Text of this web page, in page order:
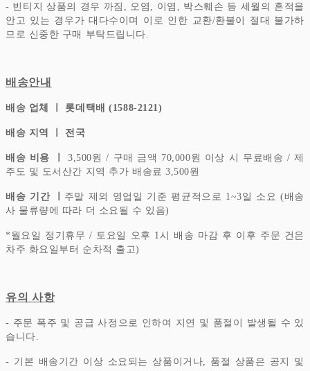
- 빈티지 상품의 경우 까짐, 오염, 이염, 박스훼손 등 세월의 흔적을
안고 있는 경우가 대다수이며 이로 인한 교환/환불이 절대 불가하
므로 신중한 구매 부탁드립니다.
배송안내
배송 업체 ㅣ 롯데택배 (1588-2121)
배송 지역 ㅣ 전국
배송 비용 ㅣ3,500원 / 구매 금액 70,000원 이상 시 무료배송 / 제
주도 및 도서산간 지역 추가 배송료 3,500원
배송 기간 ㅣ 주말 제외 영업일 기준 평균적으로 1~3일 소요 (배송
사 물류량에 따라 더 소요될 수 있음)
* 월요일 정기휴무 / 토요일 오후 1시 배송 마감 후 이후 주문 건은
차주 화요일부터 순차적 출고)
유의 사항
- 주문 폭주 및 공급 사정으로 인하여 지연 및 품절이 발생될 수 있
습니다.
- 기본 배송기간 이상 소요되는 상품이거나, 품절 상품은 공지 및